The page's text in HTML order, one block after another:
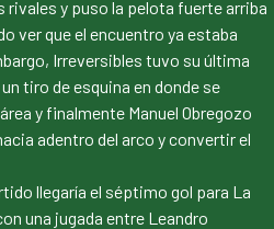
rivales y puso la pelota fuerte arriba
ver que el encuentro ya estaba
Irreversibles tuvo su última
tiro de esquina en donde se
y finalmente Manuel Obregozo
adentro del arco y convertir el
llegaría el séptimo gol para La
una jugada entre Leandro